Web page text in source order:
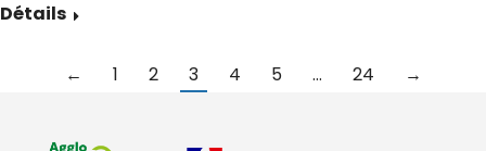
Détails
← 1 2 3 4 5 … 24 →